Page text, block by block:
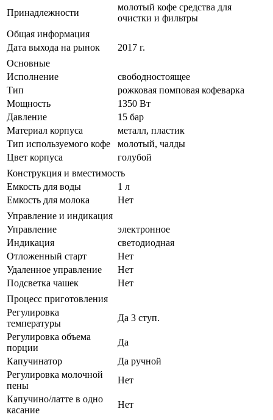
Принадлежности
молотый кофе средства для
очистки и фильтры
Общая информация
Дата выхода на рынок
2017 г.
Основные
Исполнение
свободностоящее
Тип
рожковая помповая кофеварка
Мощность
1350 Вт
Давление
15 бар
Материал корпуса
металл, пластик
Тип используемого кофе
молотый, чалды
Цвет корпуса
голубой
Конструкция и вместимость
Емкость для воды
1 л
Емкость для молока
Нет
Управление и индикация
Управление
электронное
Индикация
светодиодная
Отложенный старт
Нет
Удаленное управление
Нет
Подсветка чашек
Нет
Процесс приготовления
Регулировка
температуры
Да 3 ступ.
Регулировка объема
порции
Да
Капучинатор
Да ручной
Регулировка молочной
пены
Нет
Капучино/латте в одно
касание
Нет